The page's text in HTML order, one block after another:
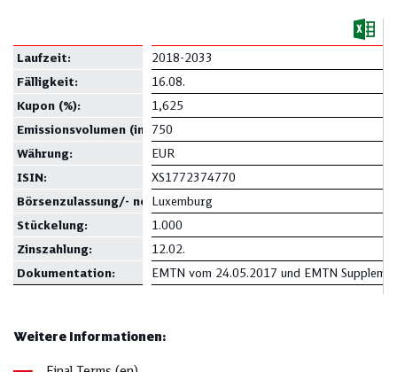
2018-2033
16.08.
1,625
750
EUR
XS1772374770
Luxemburg
1.000
12.02.
EMTN vom 24.05.2017 und EMTN
Laufzeit:
Fälligkeit:
Kupon (%):
Emissionsvolumen (in Mio.):
Währung:
ISIN:
Börsenzulassung/- notierung:
Stückelung:
Zinszahlung:
Dokumentation:
Weitere Informationen: